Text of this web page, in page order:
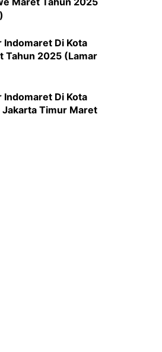
Indomaret Di Kota
Tahun 2025 (Lamar
Indomaret Di Kota
Timur Maret